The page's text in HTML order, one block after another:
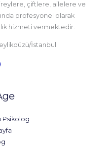
çiftlere, ailelere ve
profesyonel olarak
hizmeti vermektedir.
İstanbul
Psikolog